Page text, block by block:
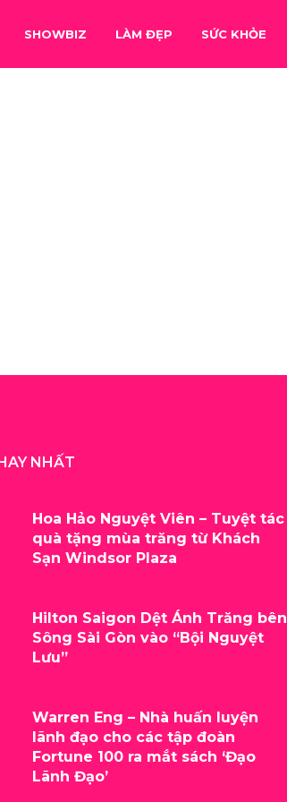
SHOWBIZ LÀM ĐẸP SỨC KHỎE
NHẤT
Hoa Hảo Nguyệt Viên – Tuyệt tác
quà tặng mùa trăng từ Khách
Sạn Windsor Plaza
Hilton Saigon Dệt Ánh Trăng bên
Sông Sài Gòn vào “Bội Nguyệt
Lưu”
Warren Eng – Nhà huấn luyện
lãnh đạo cho các tập đoàn
Fortune 100 ra mắt sách ‘Đạo
Lãnh Đạo’